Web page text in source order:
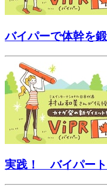
バイパーで体幹を
実践！ バイパート